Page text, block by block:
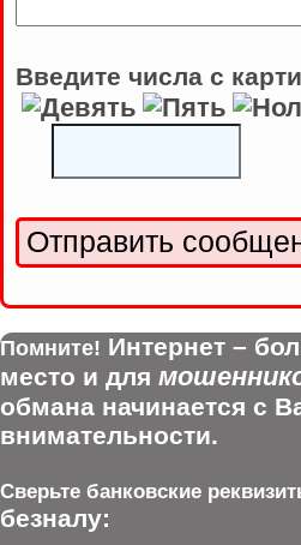
Введите числа с
Помните! Интернет –
место и для
обмана начинается с
внимательности.
Сверьте банковские
безналу: